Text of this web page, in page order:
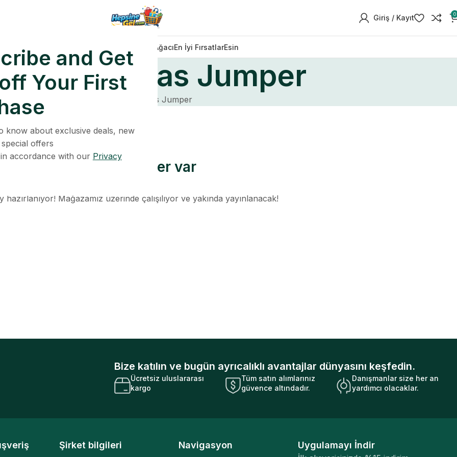
and Get
Your First
know about exclusive deals, new
offers
accordance with our Privacy
Giriş / Kayıt 0
Noel AğacıEn İyi FırsatlarEsin
Christmas Jumper
Monkey Christmas Jumper
Ufukta harika şeyler var
hazırlanıyor! Mağazamız üzerinde çalışılıyor ve yakında yayınlanacak!
Bize katılın ve bugün ayrıcalıklı avantajlar dünyasını keşfedin.
Ücretsiz uluslararası
kargo
Tüm satın alımlarınız
güvence altındadır.
Danışmanlar size her an
yardımcı olacaklar.
Şirket bilgileri Navigasyon Uygulamayı İndir